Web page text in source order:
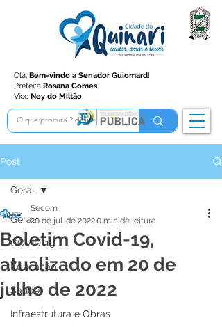
Olá, Bem-vindo a Senador Guiomard!
Prefeita Rosana Gomes
Vice Ney do Miltão
Post
Geral
COVID-19
Educação
Saúde
Infraestrutura e Obras
Geral
Boletim Covid-19,
atualizado em 20 de
julho de 2022
Secom
20 de jul. de 20220 min de leitura